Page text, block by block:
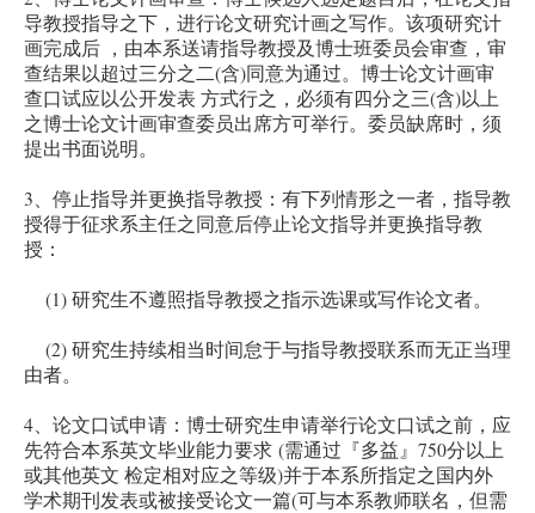
导教授指导之下，进行论文研究计画之写作。该项研究计
画完成后 ，由本系送请指导教授及博士班委员会审查，审
查结果以超过三分之二(含)同意为通过。博士论文计画审
查口试应以公开发表 方式行之，必须有四分之三(含)以上
之博士论文计画审查委员出席方可举行。委员缺席时，须
提出书面说明。
3 、停止指导并更换指导教授：有下列情形之一者，指导教
授得于征求系主任之同意后停止论文指导并更换指导教
授：
(1) 研究生不遵照指导教授之指示选课或写作论文者。
(2) 研究生持续相当时间怠于与指导教授联系而无正当理
由者。
4 、论文口试申请：博士研究生申请举行论文口试之前，应
先符合本系英文毕业能力要求 (需通过『多益』 750分以上
或其他英文 检定相对应之等级)并于本系所指定之国内外
学术期刊发表或被接受论文一篇(可与本系教师联名，但需